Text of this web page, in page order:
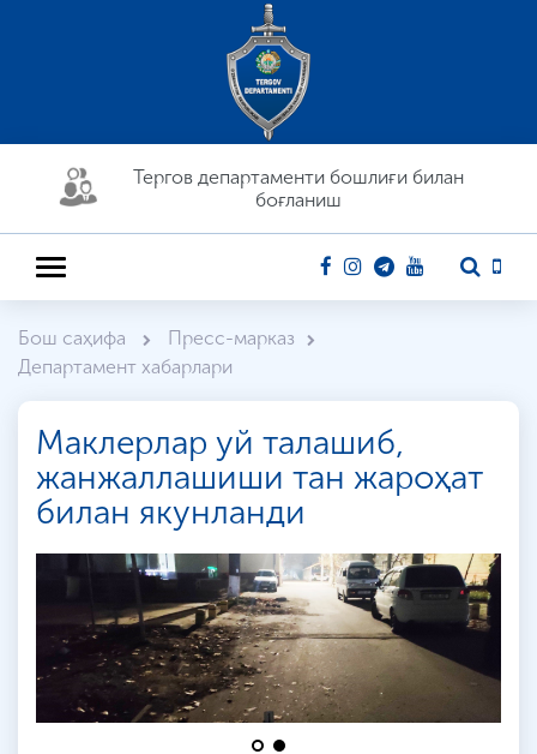
Тергов департaменти бошлиғи билан
боғланиш
Бош саҳифа
Пресс-марказ
Департамент хабарлари
Маклерлар уй талашиб,
жанжаллашиши тан жароҳат
билан якунланди